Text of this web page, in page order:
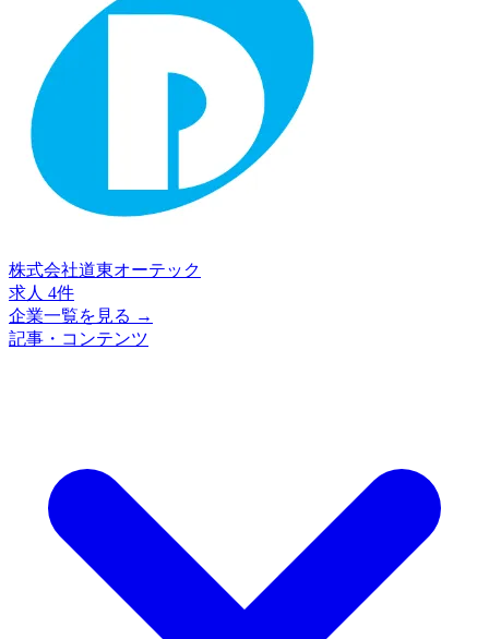
株式会社道東オーテック
求人 4件
企業一覧を見る →
記事・コンテンツ